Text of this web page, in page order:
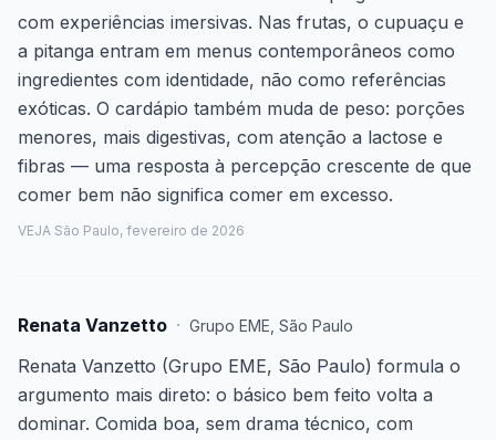
com experiências imersivas. Nas frutas, o cupuaçu e
a pitanga entram em menus contemporâneos como
ingredientes com identidade, não como referências
exóticas. O cardápio também muda de peso: porções
menores, mais digestivas, com atenção a lactose e
fibras — uma resposta à percepção crescente de que
comer bem não significa comer em excesso.
VEJA São Paulo, fevereiro de 2026
Renata Vanzetto · Grupo EME São Paulo
Renata Vanzetto (Grupo EME, São Paulo) formula o
argumento mais direto: o básico bem feito volta a
dominar. Comida boa, sem drama técnico, com